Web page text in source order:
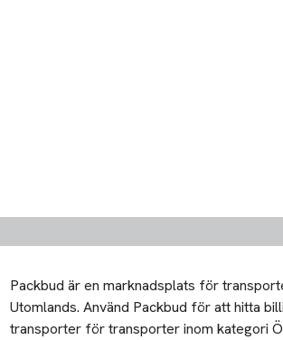
Packbud är en marknadsplats för
Utomlands. Använd Packbud för att hitta
transporter för transporter inom kategori